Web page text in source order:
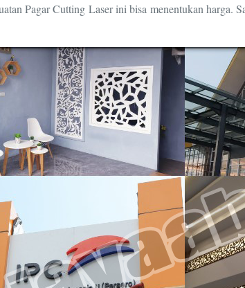
Pagar Cutting Laser ini bisa menentukan